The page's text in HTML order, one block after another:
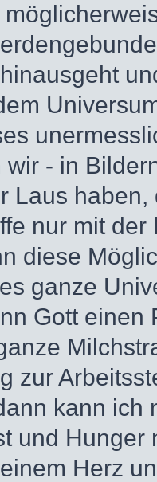
wir - in
Laus
nur mit
diese
ganze
Gott einen
zur
kann ich
und Hunger
Herz